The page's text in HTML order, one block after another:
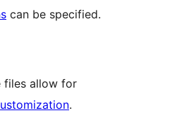
can be specified.
files allow for
.